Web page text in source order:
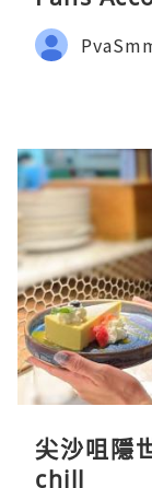
尖沙咀隱
chill